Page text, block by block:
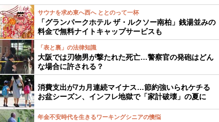
サウナを求め東へ西へ ととのって一杯
「グランパークホテル ザ・ルクソー南柏」銭湯並みの
料金で無料ナイトキャップサービスも
「表と裏」の法律知識
大阪では刃物男が撃たれた死亡…警察官の発砲はどん
な場合に許される？
消費支出が7カ月連続マイナス…節約強いられケチる
お盆シーズン、インフレ地獄で「家計破壊」の夏に
年金不安時代を生きるワーキングシニアの懊悩